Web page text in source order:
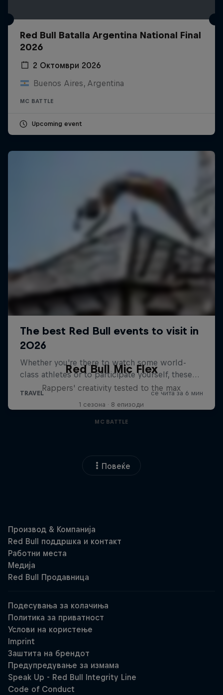
Red Bull Batalla Argentina National Final
2026
2 Октомври 2026
Buenos Aires, Argentina
MC BATTLE
Upcoming event
Red Bull Mic Flex
Rappers' creativity tested to the max
1 сезона · 8 епизоди
MC BATTLE
Повеќе